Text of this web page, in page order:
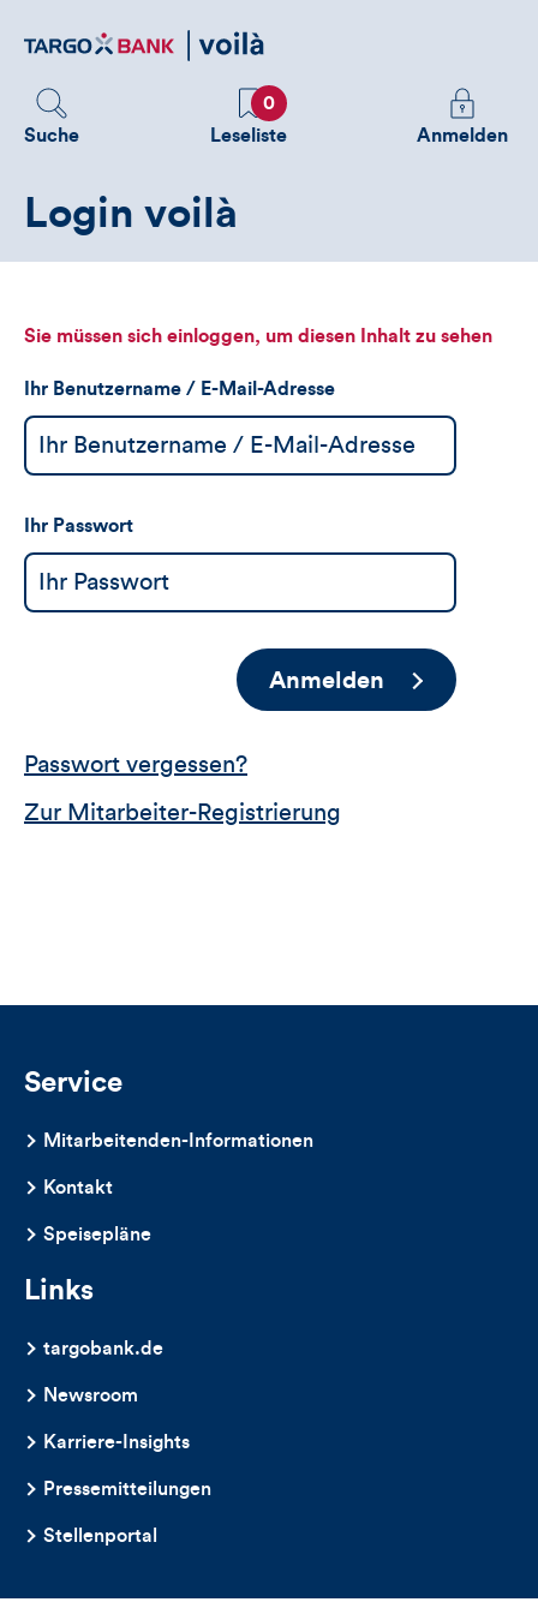
zum
Suche
Favoriten
0
Leseliste
Melden
Sie
sehen
Anmelden
Login voilà
Sie müssen sich einloggen, um diesen Inhalt zu sehen
Ihr Benutzername / E-Mail-Adresse
Ihr Passwort
Anmelden
Passwort vergessen?
Zur Mitarbeiter-Registrierung
Service
Mitarbeitenden-Informationen
Kontakt
Speisepläne
Links
targobank.de
Newsroom
Karriere-Insights
Pressemitteilungen
Stellenportal